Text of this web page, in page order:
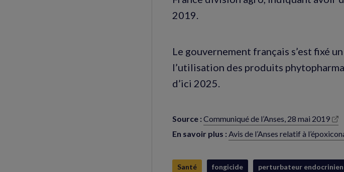
2019.
Le gouvernement français s’est fixé
l’utilisation des produits
d’ici 2025.
Source : Communiqué de l’Anses, 28 mai 2019
(nouvelle
fenêtre)
En savoir plus : Avis de l’Anses relatif à
(nouvelle
Santé fongicide perturbateur endocrinien